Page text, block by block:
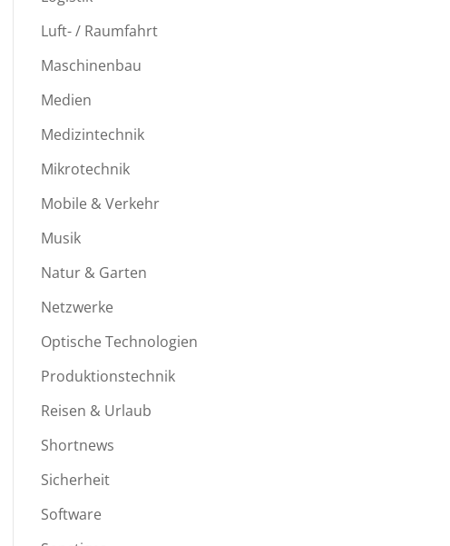
Luft- / Raumfahrt
Maschinenbau
Medien
Medizintechnik
Mikrotechnik
Mobile & Verkehr
Musik
Natur & Garten
Netzwerke
Optische Technologien
Produktionstechnik
Reisen & Urlaub
Shortnews
Sicherheit
Software